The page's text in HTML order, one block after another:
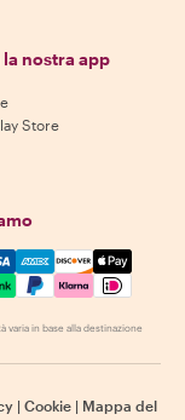
nostra app
Store
Visa, Amex,
varia in base alla destinazione
| Cookie | Mappa del